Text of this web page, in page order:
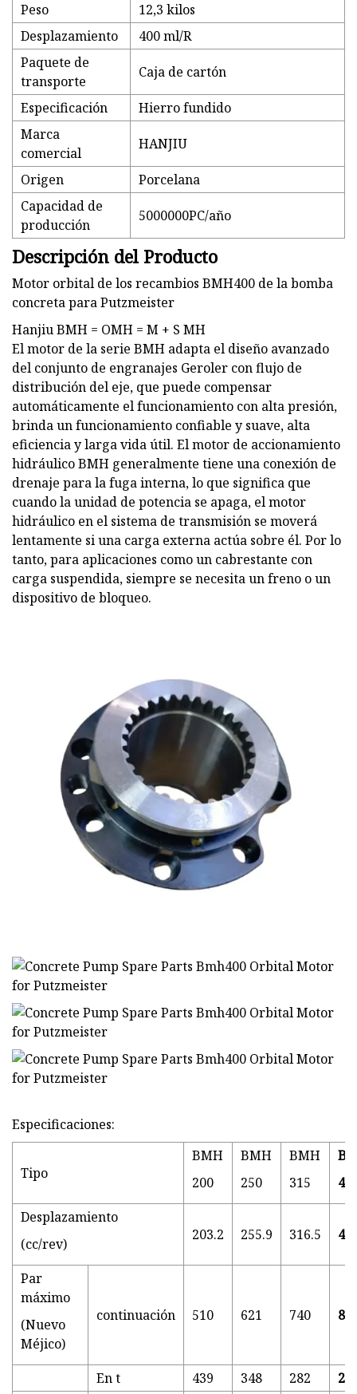
Peso
12,3 kilos
Desplazamiento
400 ml/R
Paquete de
transporte
Caja de cartón
Especificación
Hierro fundido
Marca
comercial
HANJIU
Origen
Porcelana
Capacidad de
producción
5000000PC/año
Descripción del Producto
Motor orbital de los recambios BMH400 de la bomba
concreta para Putzmeister
Hanjiu BMH = OMH = M + S MH
El motor de la serie BMH adapta el diseño avanzado
del conjunto de engranajes Geroler con flujo de
distribución del eje, que puede compensar
automáticamente el funcionamiento con alta presión,
brinda un funcionamiento confiable y suave, alta
eficiencia y larga vida útil. El motor de accionamiento
hidráulico BMH generalmente tiene una conexión de
drenaje para la fuga interna, lo que significa que
cuando la unidad de potencia se apaga, el motor
hidráulico en el sistema de transmisión se moverá
lentamente si una carga externa actúa sobre él. Por lo
tanto, para aplicaciones como un cabrestante con
carga suspendida, siempre se necesita un freno o un
dispositivo de bloqueo.
Especificaciones:
Tipo
BMH
200
BMH
250
BMH
315
Desplazamiento
(cc/rev)
203.2 255.9 316.5
Par
máximo
(Nuevo
Méjico)
continuación 510 621 740
En t 439 348 282